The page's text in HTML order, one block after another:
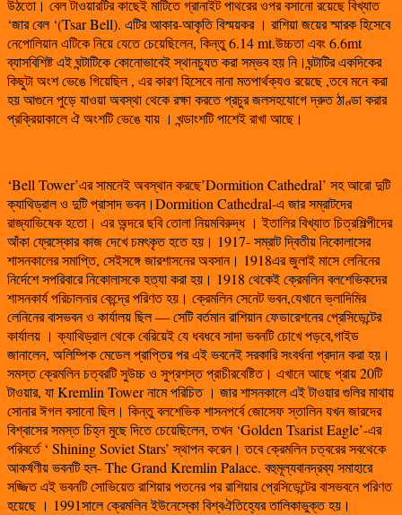
উঠতো। বেল টাওয়ারটির কাছেই মাটিতে গ্রানাইট পাথরের ওপর বসানো রয়েছে বিখ্যাত
‘জার বেল ‘(Tsar Bell). এটির আকার-আকৃতি বিস্ময়কর । রাশিয়া জয়ের স্মারক হিসেবে
নেপোলিয়ান এটিকে নিয়ে যেতে চেয়েছিলেন, কিন্তু 6.14 mt.উচ্চতা এবং 6.6mt
ব্যাসবিশিষ্ট এই ঘন্টাটিকে কোনোভাবেই স্থানচ্যুত করা সম্ভব হয় নি।ঘন্টাটির একদিকের
কিছুটা অংশ ভেঙে গিয়েছিল , এর কারণ হিসেবে নানা মতপার্থক্যও রয়েছে ,তবে মনে করা
হয় আগুনে পুড়ে যাওয়া অবস্থা থেকে রক্ষা করতে প্রচুর জলসহযোগে দ্রুত ঠাণ্ডা করার
প্রক্রিয়াকালে ঐ অংশটি ভেঙে যায় । খন্ডাংশটি পাশেই রাখা আছে।
‘Bell Tower’এর সামনেই অবস্থান করছে’Dormition Cathedral’ সহ আরো দুটি
ক্যাথিড্রাল ও দুটি প্রাসাদ ভবন।Dormition Cathedral-এ জার সম্রাটদের
রাজ্যাভিষেক হতো। এর অন্দরে ছবি তোলা নিয়মবিরুদ্ধ । ইতালির বিখ্যাত চিত্রশিল্পীদের
আঁকা ফ্রেস্কোর কাজ দেখে চমৎকৃত হতে হয়। 1917- সম্রাট দ্বিতীয় নিকোলাসের
শাসনকালের সমাপ্তি, সেইসঙ্গে জারশাসনের অবসান। 1918এর জুলাই মাসে লেনিনের
নির্দেশে সপরিবারে নিকোলাসকে হত্যা করা হয়। 1918 থেকেই ক্রেমলিন বলশেভিকদের
শাসনকার্য পরিচালনার কেন্দ্রে পরিণত হয়। ক্রেমলিন সেনেট ভবন,যেখানে ভ্লাদিমির
লেনিনের বাসভবন ও কার্যালয় ছিল — সেটি বর্তমান রাশিয়ান ফেডারেশনের প্রেসিডেন্টের
কার্যালয় । ক্যাথিড্রাল থেকে বেরিয়েই যে ধবধবে সাদা ভবনটি চোখে পড়বে,গাইড
জানালেন, অলিম্পিক মেডেল প্রাপ্তির পর এই ভবনেই সরকারি সংবর্ধনা প্রদান করা হয়।
সমস্ত ক্রেমলিন চত্বরটি সুউচ্চ ও সুপ্রশস্ত প্রাচীরবেষ্টিত। এখানে আছে প্রায় 20টি
টাওয়ার, যা Kremlin Tower নামে পরিচিত । জার শাসনকালে এই টাওয়ার গুলির মাথায়
সোনার ঈগল বসানো ছিল। কিন্তু বলশেভিক শাসনপর্বে জোসেফ স্তালিন যখন জারদের
বিশ্বাসের সমস্ত চিহ্ন মুছে দিতে চেয়েছিলেন, তখন ‘Golden Tsarist Eagle’-এর
পরিবর্তে ‘ Shining Soviet Stars’ স্থাপন করেন। তবে ক্রেমলিন চত্বরের সবথেকে
আকর্ষণীয় ভবনটি হল- The Grand Kremlin Palace. বহুমূল্যবানদ্রব্য সমাহারে
সজ্জিত এই ভবনটি সোভিয়েত রাশিয়ার পতনের পর রাশিয়ার প্রেসিডেন্টের বাসভবনে পরিণত
হয়েছে । 1991সালে ক্রেমলিন ইউনেস্কো বিশ্বঐতিহ্যের তালিকাভুক্ত হয়।